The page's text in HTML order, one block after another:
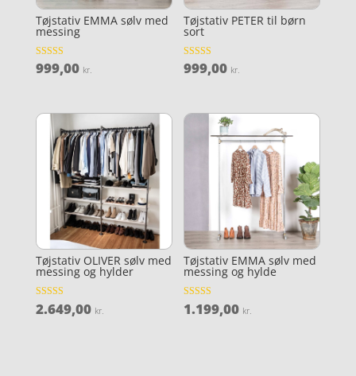
Tøjstativ EMMA sølv med
messing
Vurderet
4.1
999,00 kr.
Tøjstativ PETER til børn
sort
Vurderet
4.6
999,00 kr.
Tøjstativ OLIVER sølv med
messing og hylder
Vurderet
3.6
2.649,00 kr.
Tøjstativ EMMA sølv med
messing og hylde
Vurderet
4.4
1.199,00 kr.